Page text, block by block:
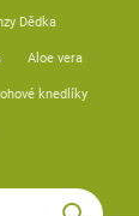
Dědka
Aloe vera
knedlíky